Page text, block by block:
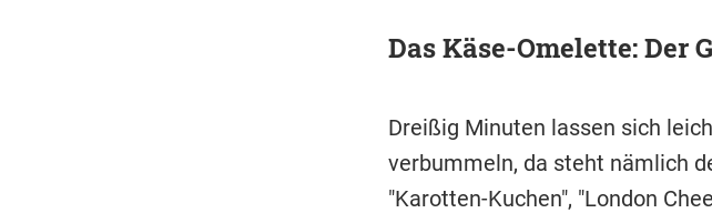
Das Käse-Omelette: Der
Dreißig Minuten lassen sich
verbummeln, da steht nämlich
"Karotten-Kuchen", "London